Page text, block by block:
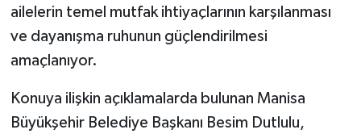
ailelerin temel mutfak ihtiyaçlarının karşılanması
ve dayanışma ruhunun güçlendirilmesi
amaçlanıyor.
Konuya ilişkin açıklamalarda bulunan Manisa
Büyükşehir Belediye Başkanı Besim Dutlulu,